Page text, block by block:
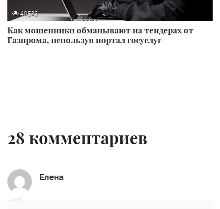
40523
Как мошенники обманывают на тендерах от
Газпрома, используя портал госуслуг
28 комментариев
Елена